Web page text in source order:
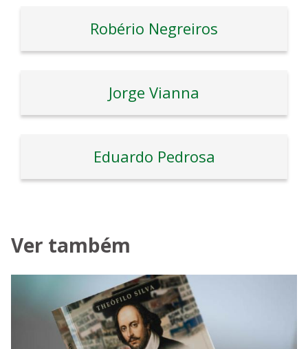
Robério Negreiros
Jorge Vianna
Eduardo Pedrosa
Ver também